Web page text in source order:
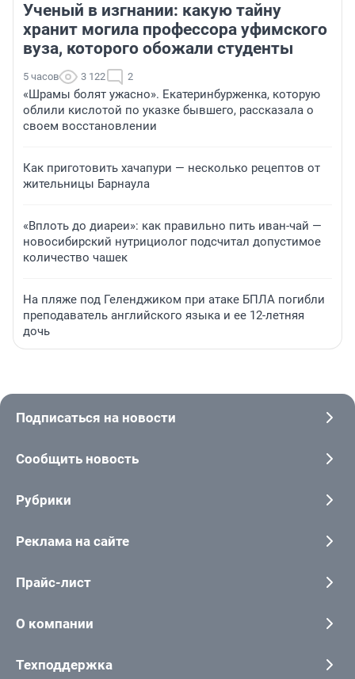
Ученый в изгнании: какую тайну
хранит могила профессора уфимского
вуза, которого обожали студенты
5 часов 3 122 2
«Шрамы болят ужасно». Екатеринбурженка, которую
облили кислотой по указке бывшего, рассказала о
своем восстановлении
Как приготовить хачапури — несколько рецептов от
жительницы Барнаула
«Вплоть до диареи»: как правильно пить иван-чай —
новосибирский нутрициолог подсчитал допустимое
количество чашек
На пляже под Геленджиком при атаке БПЛА погибли
преподаватель английского языка и ее 12-летняя
дочь
Подписаться на новости
Сообщить новость
Рубрики
Реклама на сайте
Прайс-лист
О компании
Техподдержка